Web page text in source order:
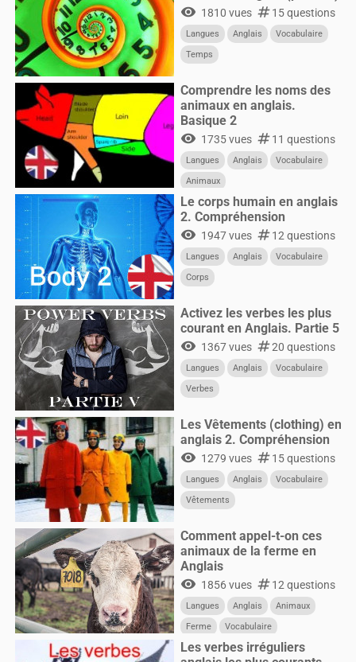
visibility 1810 vues numbers15 questions
Langues Anglais
Vocabulaire
Temps
Comprendre les noms des
animaux en anglais.
Basique 2
visibility 1735 vues numbers11 questions
Langues Anglais
Vocabulaire
Animaux
Le corps humain en anglais
2. Compréhension
visibility 1947 vues numbers12 questions
Langues Anglais
Vocabulaire
Corps
Activez les verbes les plus
courant en Anglais. Partie 5
visibility 1367 vues numbers20 questions
Langues Anglais
Vocabulaire
Verbes
Les Vêtements (clothing) en
anglais 2. Compréhension
visibility 1279 vues numbers15 questions
Langues Anglais
Vocabulaire
Vêtements
Comment appel-t-on ces
animaux de la ferme en
Anglais
visibility 1856 vues numbers12 questions
Langues Anglais
Animaux
Ferme
Vocabulaire
Les verbes irréguliers